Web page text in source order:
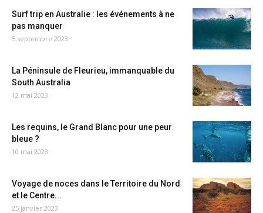
Surf trip en Australie : les événements à ne
pas manquer
5 septembre 2023
La Péninsule de Fleurieu, immanquable du
South Australia
12 mai 2023
Les requins, le Grand Blanc pour une peur
bleue ?
10 mai 2023
Voyage de noces dans le Territoire du Nord
et le Centre...
25 janvier 2023